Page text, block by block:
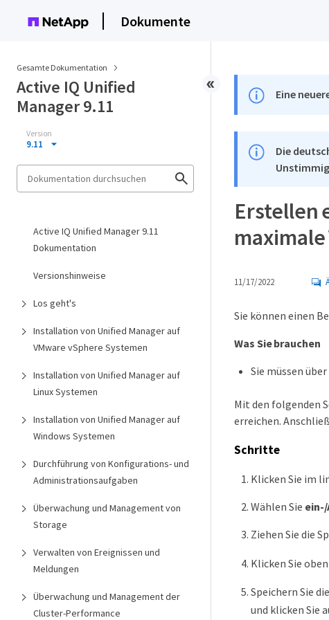
Dokumente
Gesamte Dokumentation
Active IQ Unified
Manager 9.11
Version
9.11
Active IQ Unified Manager 9.11
Dokumentation
Versionshinweise
Los geht's
Installation von Unified Manager auf
VMware vSphere Systemen
Installation von Unified Manager auf
Linux Systemen
Installation von Unified Manager auf
Windows Systemen
Durchführung von Konfigurations- und
Administrationsaufgaben
Überwachung und Management von
Storage
Verwalten von Ereignissen und
Meldungen
Überwachung und Management der
Cluster-Performance
Eine
Die
Erstellen
11/17/2022
Sie können einen
Was Sie brauchen
Sie müssen
Mit den folgenden
erreichen.
Schritte
Klicken Sie im
Wählen Sie
Ziehen Sie die
Klicken Sie oben
Speichern Sie
und klicken Sie